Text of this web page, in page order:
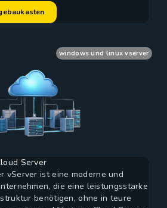
windows und linux vserver
Server
vServer ist eine moderne und
die eine leistungsstarke
benötigen, ohne in teure